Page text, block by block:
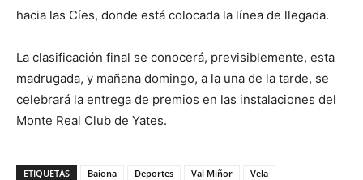
hacia las Cíes, donde está colocada la línea de llegada.
La clasificación final se conocerá, previsiblemente, esta
madrugada, y mañana domingo, a la una de la tarde, se
celebrará la entrega de premios en las instalaciones del
Monte Real Club de Yates.
ETIQUETAS Baiona Deportes Val Miñor Vela